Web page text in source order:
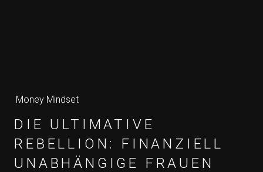
Money Mindset
DIE ULTIMATIVE
REBELLION: FINANZIELL
UNABHÄNGIGE FRAUEN